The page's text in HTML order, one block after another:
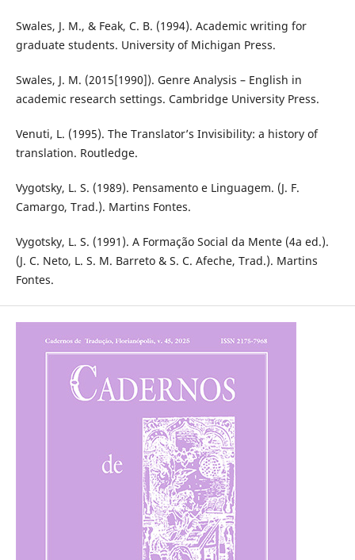
Swales, J. M., & Feak, C. B. (1994). Academic writing for
graduate students. University of Michigan Press.
Swales, J. M. (2015[1990]). Genre Analysis – English in
academic research settings. Cambridge University Press.
Venuti, L. (1995). The Translator’s Invisibility: a history of
translation. Routledge.
Vygotsky, L. S. (1989). Pensamento e Linguagem. (J. F.
Camargo, Trad.). Martins Fontes.
Vygotsky, L. S. (1991). A Formação Social da Mente (4a ed.).
(J. C. Neto, L. S. M. Barreto & S. C. Afeche, Trad.). Martins
Fontes.